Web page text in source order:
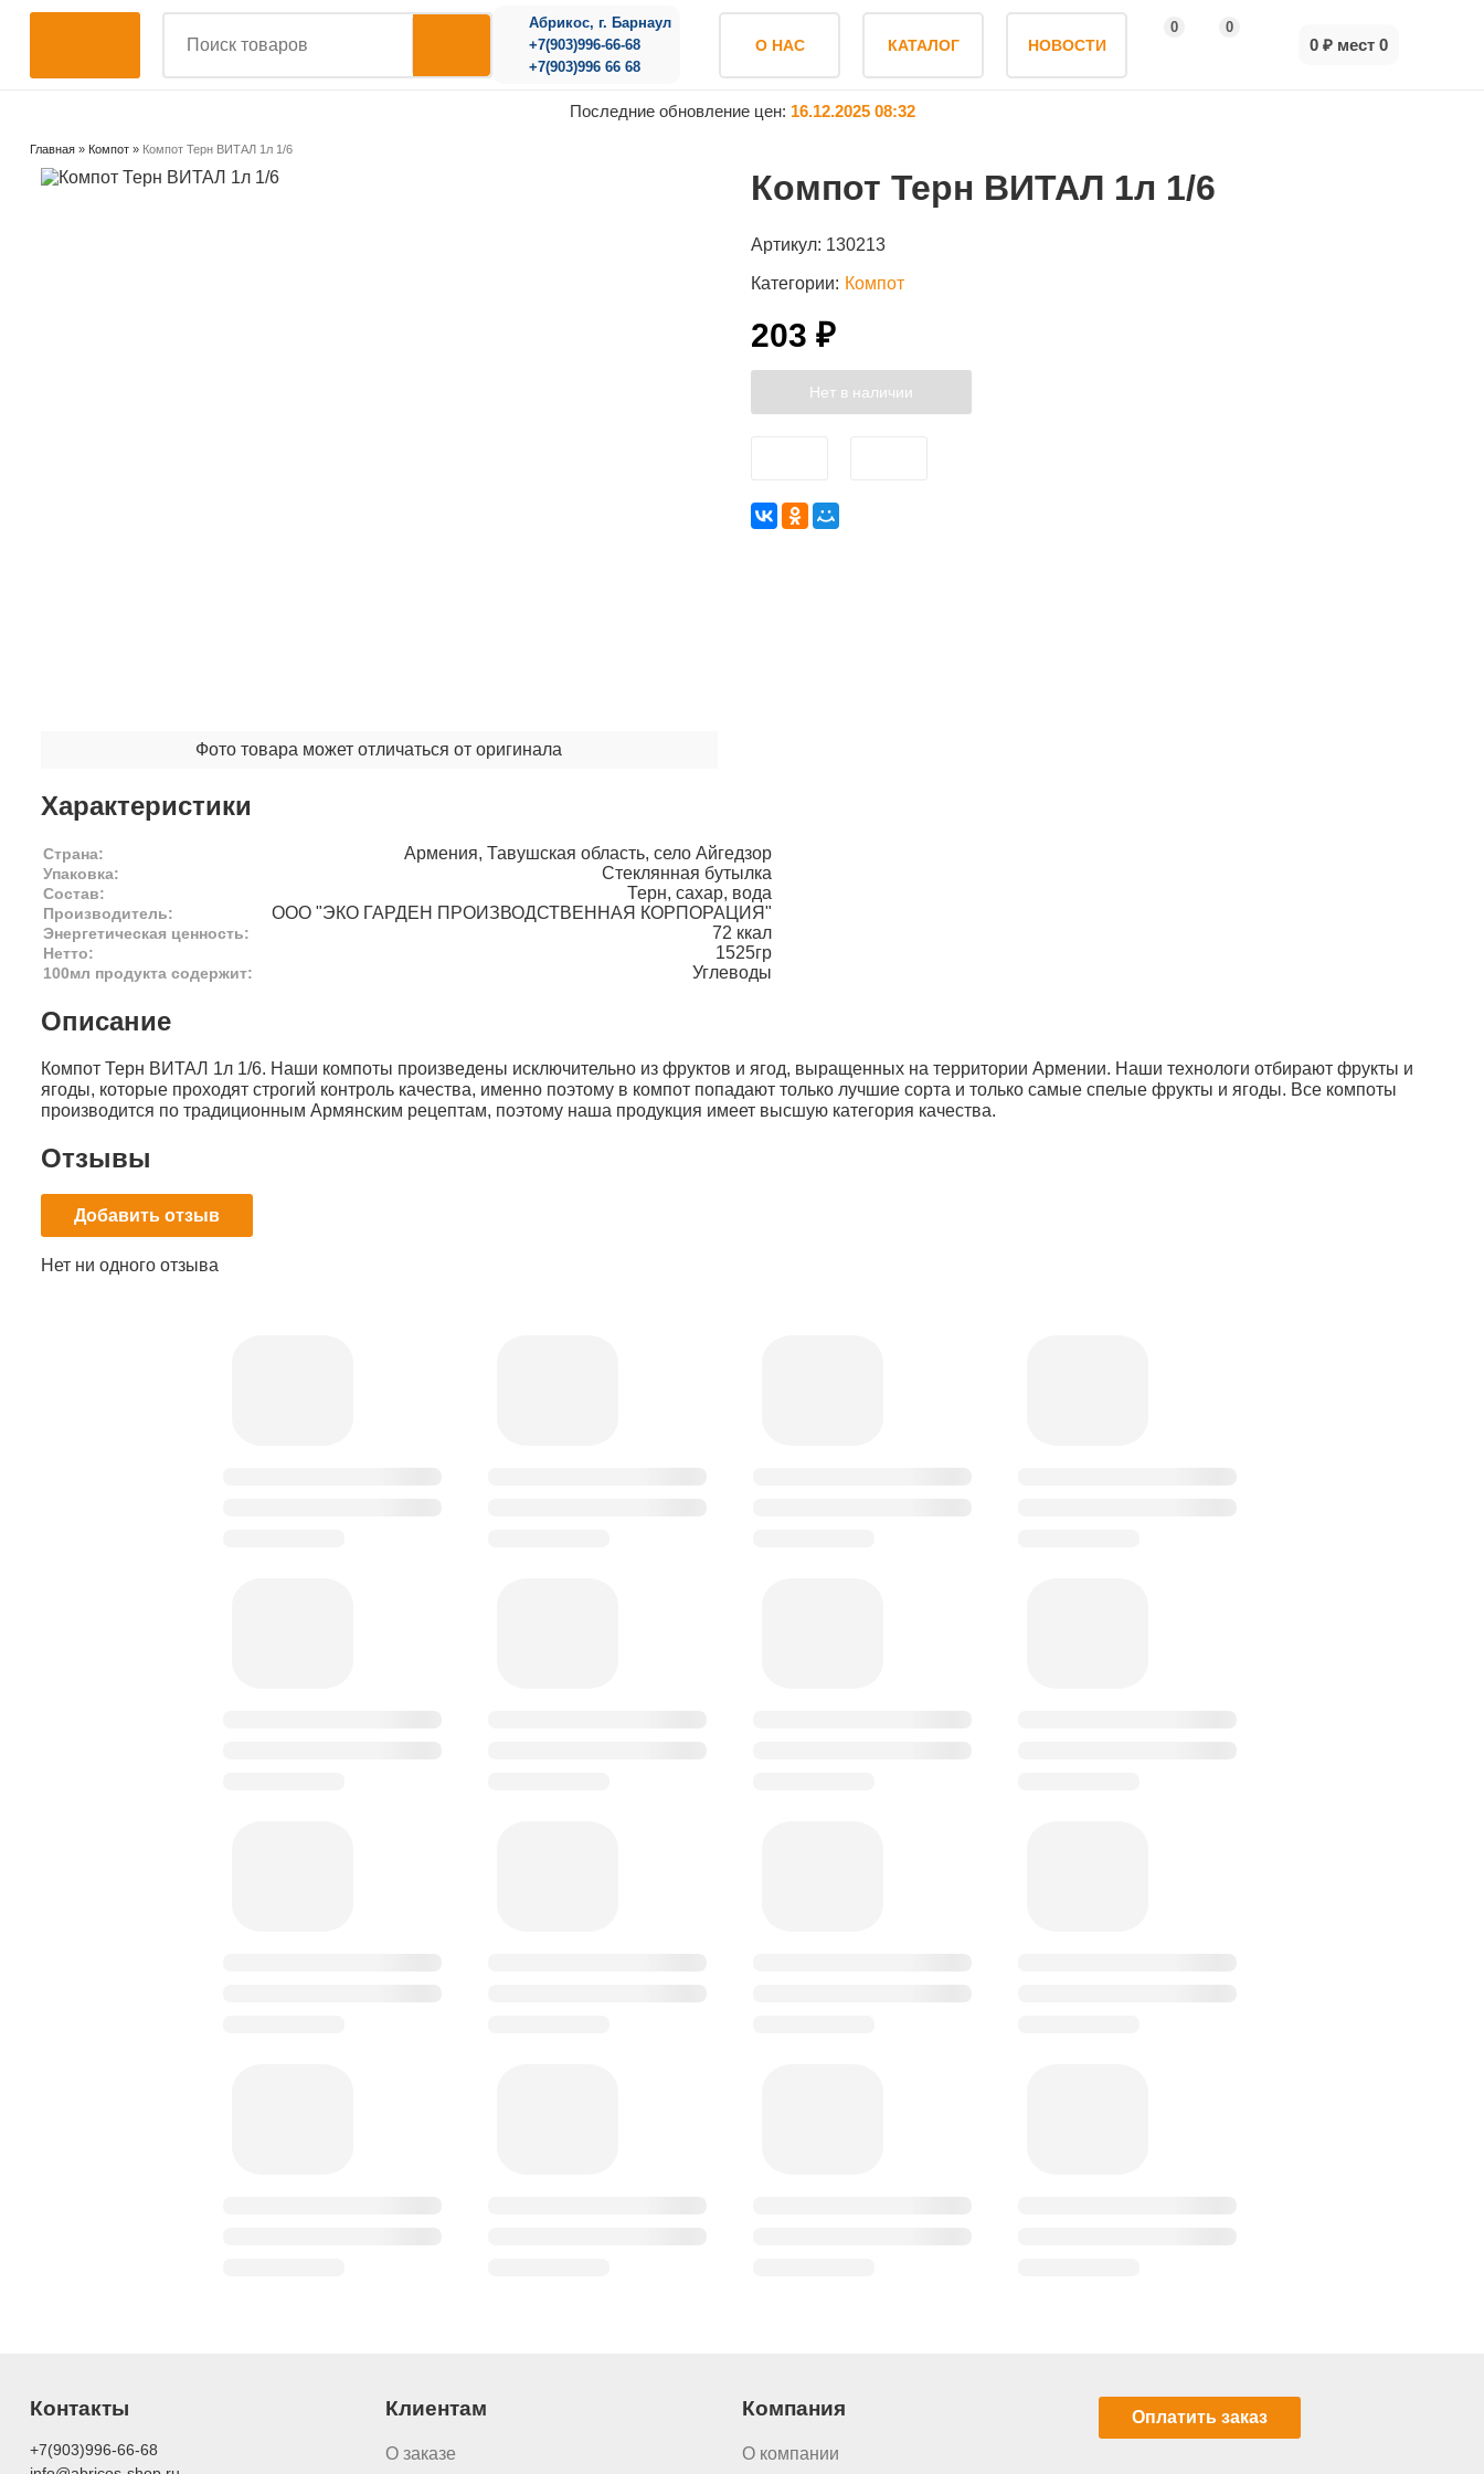
Абрикос, г. Барнаул
+7(903)996-66-68
+7(903)996 66 68
О НАС КАТАЛОГ НОВОСТИ
0 0
0 ₽ мест0
Последние обновление цен: 16.12.2025 08:32
Главная» Компот» Компот Терн ВИТАЛ 1л 1/6
Фото товара может отличаться от оригинала
Компот Терн ВИТАЛ 1л 1/6
Артикул: 130213
Категории: Компот
203 ₽
Нет в наличии
Характеристики
Страна: Армения, Тавушская область, село Айгедзор
Упаковка: Стеклянная бутылка
Состав: Терн, сахар, вода
Производитель: ООО "ЭКО ГАРДЕН ПРОИЗВОДСТВЕННАЯ КОРПОРАЦИЯ"
Энергетическая ценность: 72 ккал
Нетто: 1525гр
100мл продукта содержит: Углеводы
Описание
Компот Терн ВИТАЛ 1л 1/6. Наши компоты произведены исключительно из фруктов и ягод, выращенных на территории Армении. Наши технологи отбирают фрукты и
ягоды, которые проходят строгий контроль качества, именно поэтому в компот попадают только лучшие сорта и только самые спелые фрукты и ягоды. Все компоты
производится по традиционным Армянским рецептам, поэтому наша продукция имеет высшую категория качества.
Отзывы
Добавить отзыв
Нет ни одного отзыва
Контакты
+7(903)996-66-68
Клиентам
О заказе
Компания
О компании
Оплатить заказ